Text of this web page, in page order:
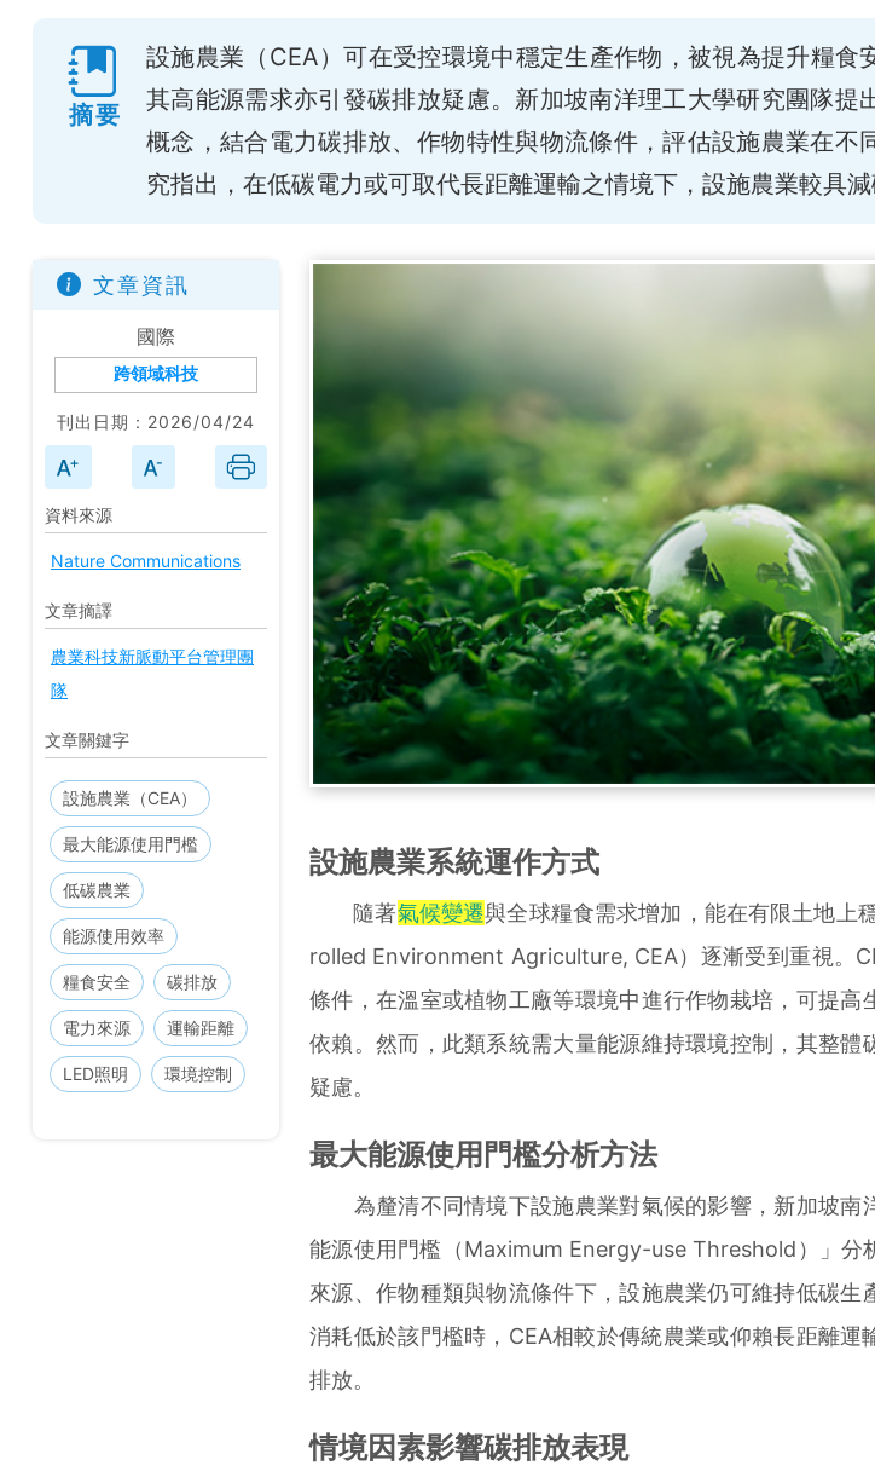
摘要
設施農業（CEA）可在受控環境中穩定生產作物，被視為提升糧食
其高能源需求亦引發碳排放疑慮。新加坡南洋理工大學研究團隊提
概念，結合電力碳排放、作物特性與物流條件，評估設施農業在不
究指出，在低碳電力或可取代長距離運輸之情境下，設施農業較具減
文章資訊
國際
跨領域科技
刊出日期：2026/04/24
資料來源
Nature Communications
文章摘譯
農業科技新脈動平台管理團
隊
文章關鍵字
設施農業（CEA）
最大能源使用門檻
低碳農業
能源使用效率
糧食安全 碳排放
電力來源 運輸距離
LED照明 環境控制
設施農業系統運作方式
隨著氣候變遷與全球糧食需求增加，能在有限土地上
rolled Environment Agriculture, CEA）逐漸受到重視。
條件，在溫室或植物工廠等環境中進行作物栽培，可提高
依賴。然而，此類系統需大量能源維持環境控制，其整體
疑慮。
最大能源使用門檻分析方法
為釐清不同情境下設施農業對氣候的影響，新加坡南
能源使用門檻（Maximum Energy-use Threshold）」分
來源、作物種類與物流條件下，設施農業仍可維持低碳生
消耗低於該門檻時，CEA相較於傳統農業或仰賴長距離運
排放。
情境因素影響碳排放表現